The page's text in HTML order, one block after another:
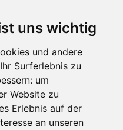
uns wichtig
und andere
Surferlebnis zu
um
Website zu
Erlebnis auf der
an unseren